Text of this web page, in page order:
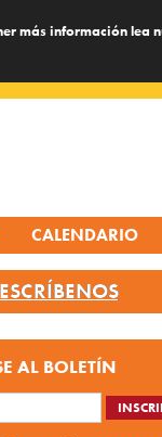
más información lea
CALENDARIO
ESCRÍBENOS
AL BOLETÍN